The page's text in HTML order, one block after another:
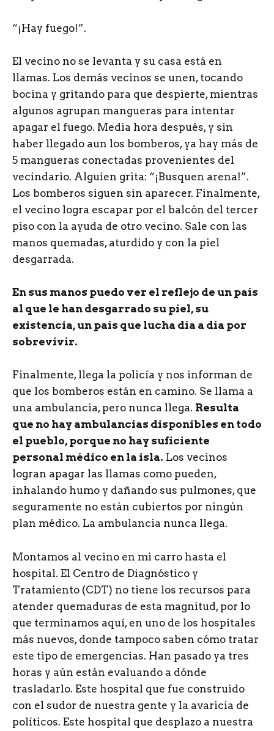
“¡Hay fuego!”.
El vecino no se levanta y su casa está en
llamas. Los demás vecinos se unen, tocando
bocina y gritando para que despierte, mientras
algunos agrupan mangueras para intentar
apagar el fuego. Media hora después, y sin
haber llegado aun los bomberos, ya hay más de
5 mangueras conectadas provenientes del
vecindario. Alguien grita: “¡Busquen arena!”.
Los bomberos siguen sin aparecer. Finalmente,
el vecino logra escapar por el balcón del tercer
piso con la ayuda de otro vecino. Sale con las
manos quemadas, aturdido y con la piel
desgarrada.
En sus manos puedo ver el reflejo de un país
al que le han desgarrado su piel, su
existencia, un país que lucha día a día por
sobrevivir.
Finalmente, llega la policía y nos informan de
que los bomberos están en camino. Se llama a
una ambulancia, pero nunca llega. Resulta
que no hay ambulancias disponibles en todo
el pueblo, porque no hay suficiente
personal médico en la isla. Los vecinos
logran apagar las llamas como pueden,
inhalando humo y dañando sus pulmones, que
seguramente no están cubiertos por ningún
plan médico. La ambulancia nunca llega.
Montamos al vecino en mi carro hasta el
hospital. El Centro de Diagnóstico y
Tratamiento (CDT) no tiene los recursos para
atender quemaduras de esta magnitud, por lo
que terminamos aquí, en uno de los hospitales
más nuevos, donde tampoco saben cómo tratar
este tipo de emergencias. Han pasado ya tres
horas y aún están evaluando a dónde
trasladarlo. Este hospital que fue construido
con el sudor de nuestra gente y la avaricia de
políticos. Este hospital que desplazo a nuestra